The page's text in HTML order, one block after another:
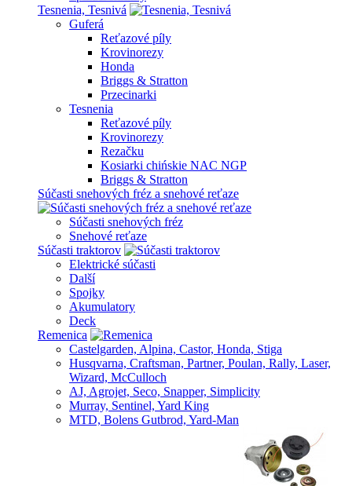
Tesnenia, Tesnivá
Guferá
Reťazové píly
Krovinorezy
Honda
Briggs & Stratton
Przecinarki
Tesnenia
Reťazové píly
Krovinorezy
Rezačku
Kosiarki chińskie NAC NGP
Briggs & Stratton
Súčasti snehových fréz a snehové reťaze
Súčasti snehových fréz
Snehové reťaze
Súčasti traktorov
Elektrické súčasti
Další
Spojky
Akumulatory
Deck
Remenica
Castelgarden, Alpina, Castor, Honda, Stiga
Husqvarna, Craftsman, Partner, Poulan, Rally, Laser,
Wizard, McCulloch
AJ, Agrojet, Seco, Snapper, Simplicity
Murray, Sentinel, Yard King
MTD, Bolens Gutbrod, Yard-Man